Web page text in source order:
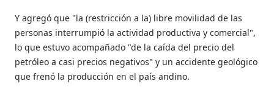
Y agregó que "la (restricción a la) libre movilidad de las
personas interrumpió la actividad productiva y comercial",
lo que estuvo acompañado "de la caída del precio del
petróleo a casi precios negativos" y un accidente geológico
que frenó la producción en el país andino.